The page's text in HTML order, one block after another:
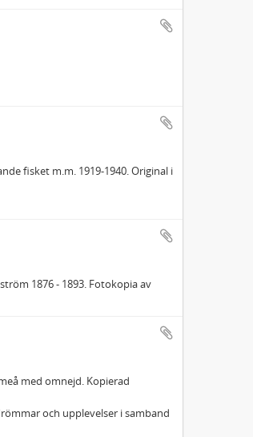
fisket m.m. 1919-1940. Original i
1876 - 1893. Fotokopia av
med omnejd. Kopierad
och upplevelser i samband